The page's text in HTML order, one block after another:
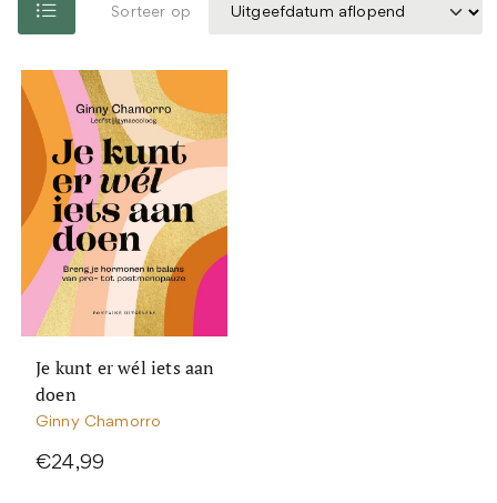
Sorteer op
Je kunt er wél iets aan
doen
Ginny Chamorro
€24,99